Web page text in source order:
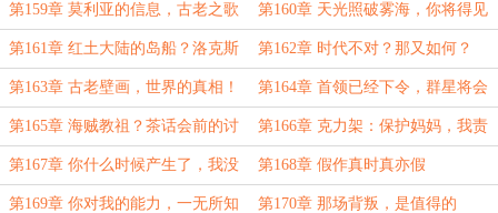
第159章 莫利亚的信息，古老之歌 第160章 天光照破雾海，你将得见
深渊
第161章 红土大陆的岛船？洛克斯
之影
第162章 时代不对？那又如何？
第163章 古老壁画，世界的真相！ 第164章 首领已经下令，群星将会
汇聚
第165章 海贼教祖？茶话会前的讨
论！
第166章 克力架：保护妈妈，我责
无旁贷啊！
第167章 你什么时候产生了，我没
有使用能力的错觉
第168章 假作真时真亦假
第169章 你对我的能力，一无所知 第170章 那场背叛，是值得的